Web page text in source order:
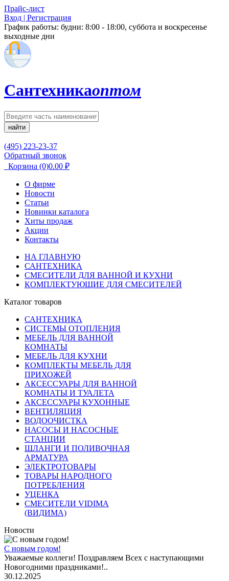
Прайс-лист
Вход | Регистрация
График работы: будни: 8:00 - 18:00, суббота и воскресенье
выходные дни
Сантехникаоптом
найти
(495) 223-23-37
Обратный звонок
Корзина (0)0.00 ₽
О фирме
Новости
Статьи
Новинки каталога
Хиты продаж
Акции
Контакты
НА ГЛАВНУЮ
САНТЕХНИКА
СМЕСИТЕЛИ ДЛЯ ВАННОЙ И КУХНИ
КОМПЛЕКТУЮЩИЕ ДЛЯ СМЕСИТЕЛЕЙ
Каталог товаров
САНТЕХНИКА
СИСТЕМЫ ОТОПЛЕНИЯ
МЕБЕЛЬ ДЛЯ ВАННОЙ
КОМНАТЫ
МЕБЕЛЬ ДЛЯ КУХНИ
КОМПЛЕКТЫ МЕБЕЛЬ ДЛЯ
ПРИХОЖЕЙ
АКСЕССУАРЫ ДЛЯ ВАННОЙ
КОМНАТЫ И ТУАЛЕТА
АКСЕССУАРЫ КУХОННЫЕ
ВЕНТИЛЯЦИЯ
ВОДООЧИСТКА
НАСОСЫ И НАСОСНЫЕ
СТАНЦИИ
ШЛАНГИ И ПОЛИВОЧНАЯ
АРМАТУРА
ЭЛЕКТРОТОВАРЫ
ТОВАРЫ НАРОДНОГО
ПОТРЕБЛЕНИЯ
УЦЕНКА
СМЕСИТЕЛИ VIDIMA
(ВИДИМА)
Новости
С новым годом!
Уважаемые коллеги! Поздравляем Всех с наступающими
Новогодними праздниками!..
30.12.2025